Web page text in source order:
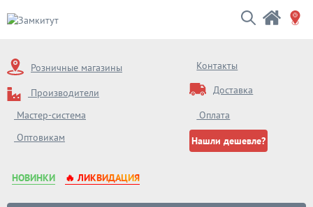
Розничные магазины
Производители
Мастер-система
Оптовикам
Контакты
Доставка
Оплата
Нашли дешевле?
НОВИНКИ 🔥 ЛИКВИДАЦИЯ